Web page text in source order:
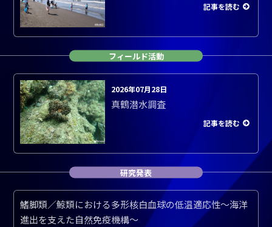
記事を読む
フィールド活動
2026年07月28日
真鶴潜水調査
記事を読む
研究発表
鰭脚類／鯨類における多形核白血球の低温適応性～海洋
進出を支えた自然免疫機構～